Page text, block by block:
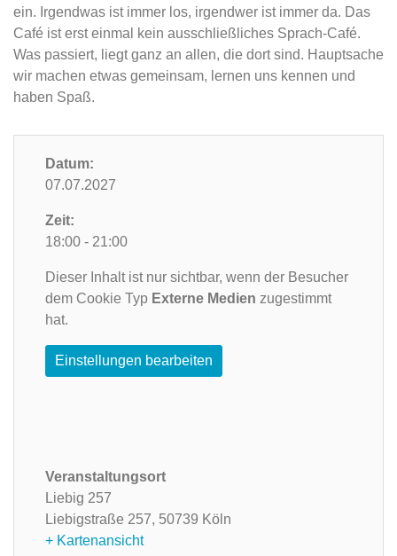
ein. Irgendwas ist immer los, irgendwer ist immer da. Das
Café ist erst einmal kein ausschließliches Sprach-Café.
Was passiert, liegt ganz an allen, die dort sind. Hauptsache
wir machen etwas gemeinsam, lernen uns kennen und
haben Spaß.
Datum:
07.07.2027
Zeit:
18:00 - 21:00
Dieser Inhalt ist nur sichtbar, wenn der Besucher
dem Cookie Typ Externe Medien zugestimmt
hat.
Einstellungen bearbeiten
Veranstaltungsort
Liebig 257
Liebigstraße 257, 50739 Köln
+ Kartenansicht